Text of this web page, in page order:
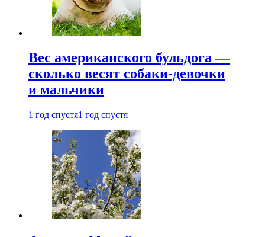
Вес американского бульдога —
сколько весят собаки-девочки
и мальчики
1 год спустя1 год спустя